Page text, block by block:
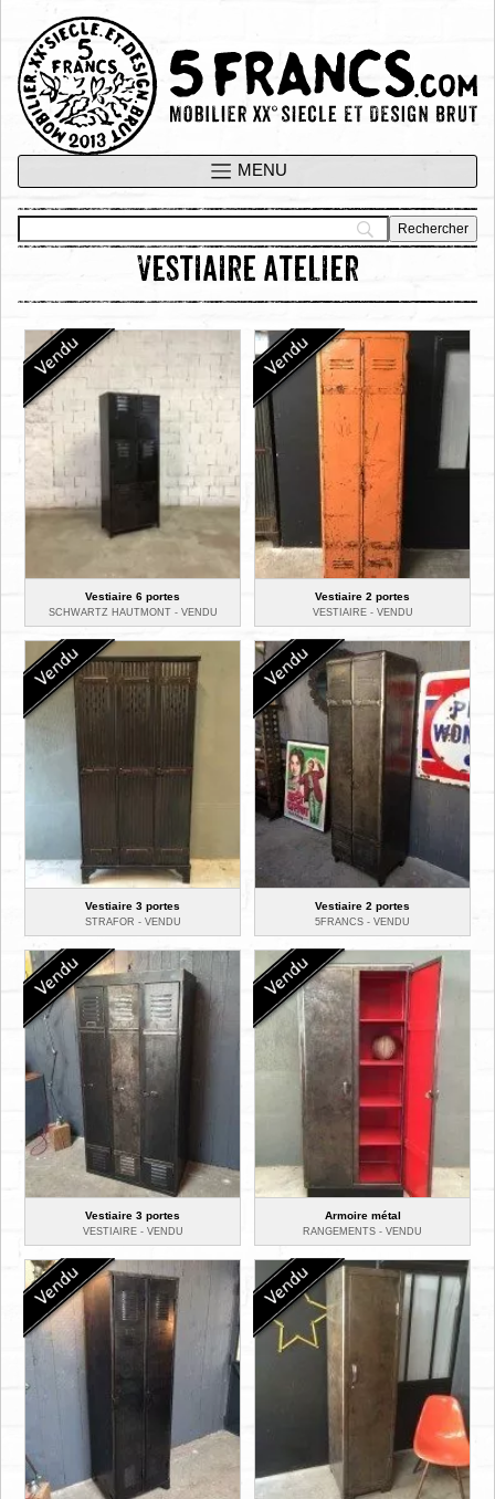
vestiaire atelier
Vestiaire 6 portes
SCHWARTZ HAUTMONT - VENDU
Vestiaire 2 portes
VESTIAIRE - VENDU
Vestiaire 3 portes
STRAFOR - VENDU
Vestiaire 2 portes
5FRANCS - VENDU
Vestiaire 3 portes
VESTIAIRE - VENDU
Armoire métal
RANGEMENTS - VENDU